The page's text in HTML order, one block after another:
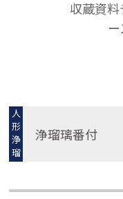
収蔵資
ー
人
形
浄
瑠
璃
浄瑠璃番付